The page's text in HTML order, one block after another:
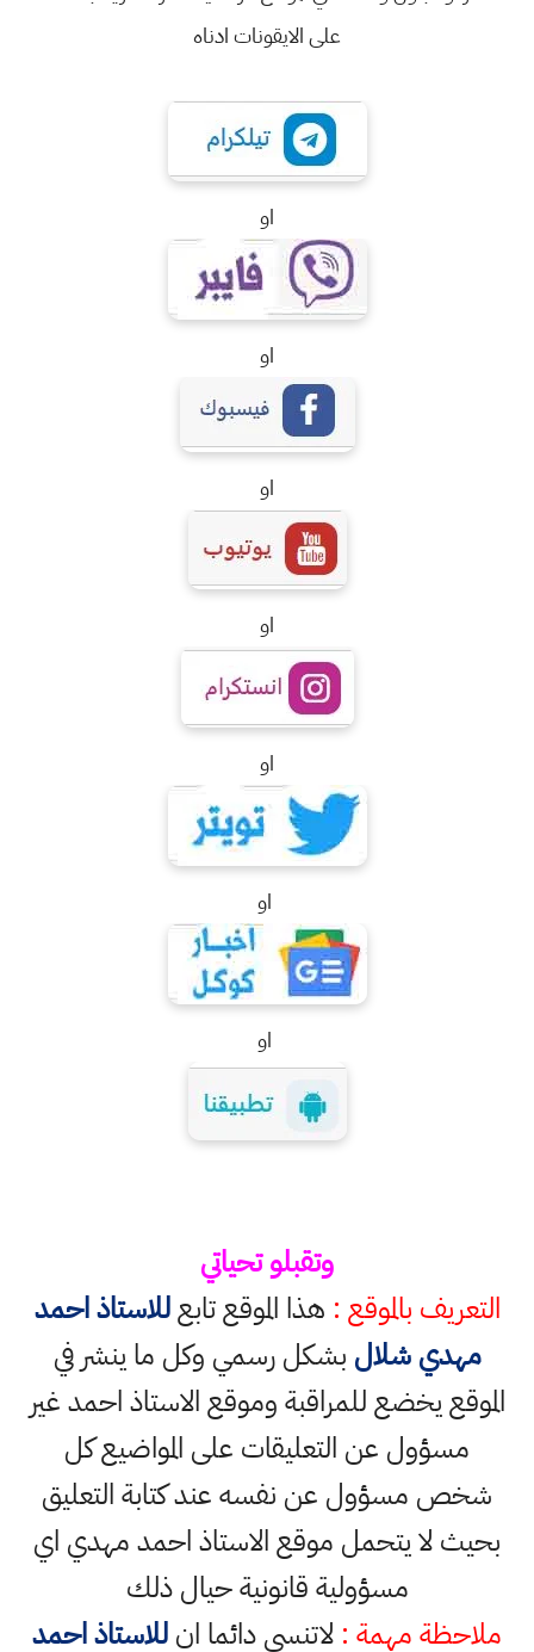
على الايقونات ادناه
او
او
او
او
او
او
او
وتقبلو تحياتي
التعريف بالموقع : هذا الموقع تابعللاستاذ احمد
مهدي شلال بشكل رسمي وكل ما ينشر في
الموقع يخضع للمراقبة وموقع الاستاذ احمد غير
مسؤول عن التعليقات على المواضيع كل
شخص مسؤول عن نفسه عند كتابة التعليق
بحيث لا يتحمل موقع الاستاذ احمد مهدي اي
مسؤولية قانونية حيال ذلك
ملاحظة مهمة : لاتنسى دائما انللاستاذ احمد